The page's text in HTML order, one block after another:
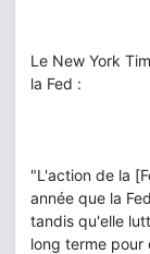
Le New York
la Fed :
"L'action de la
année que la
tandis qu'elle
long terme pour